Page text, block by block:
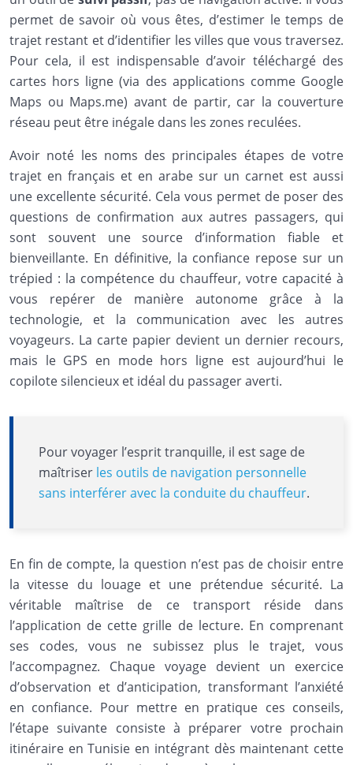
permet de savoir où vous êtes, d’estimer le temps de
trajet restant et d’identifier les villes que vous traversez.
Pour cela, il est indispensable d’avoir téléchargé des
cartes hors ligne (via des applications comme Google
Maps ou Maps.me) avant de partir, car la couverture
réseau peut être inégale dans les zones reculées.
Avoir noté les noms des principales étapes de votre
trajet en français et en arabe sur un carnet est aussi
une excellente sécurité. Cela vous permet de poser des
questions de confirmation aux autres passagers, qui
sont souvent une source d’information fiable et
bienveillante. En définitive, la confiance repose sur un
trépied : la compétence du chauffeur, votre capacité à
vous repérer de manière autonome grâce à la
technologie, et la communication avec les autres
voyageurs. La carte papier devient un dernier recours,
mais le GPS en mode hors ligne est aujourd’hui le
copilote silencieux et idéal du passager averti.
Pour voyager l’esprit tranquille, il est sage de
maîtriser les outils de navigation personnelle
sans interférer avec la conduite du chauffeur.
En fin de compte, la question n’est pas de choisir entre
la vitesse du louage et une prétendue sécurité. La
véritable maîtrise de ce transport réside dans
l’application de cette grille de lecture. En comprenant
ses codes, vous ne subissez plus le trajet, vous
l’accompagnez. Chaque voyage devient un exercice
d’observation et d’anticipation, transformant l’anxiété
en confiance. Pour mettre en pratique ces conseils,
l’étape suivante consiste à préparer votre prochain
itinéraire en Tunisie en intégrant dès maintenant cette